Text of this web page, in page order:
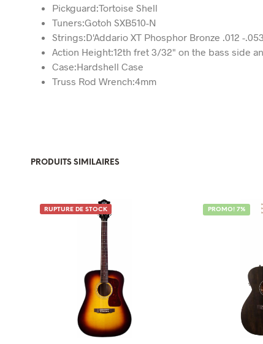
Pickguard:Tortoise Shell
Tuners:Gotoh SXB510-N
Strings:D'Addario XT Phosphor Bronze .012 -.053
Action Height:12th fret 3/32" on the bass side
Case:Hardshell Case
Truss Rod Wrench:4mm
PRODUITS SIMILAIRES
RUPTURE DE STOCK PROMO! 7%